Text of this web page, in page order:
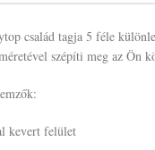
család tagja 5 féle
szépíti meg az Ön
kevert felület